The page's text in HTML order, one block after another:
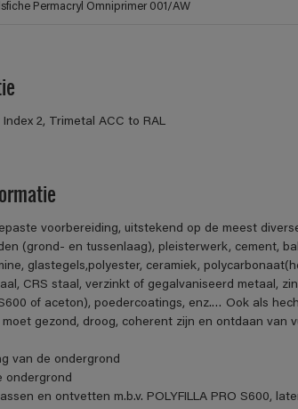
Permacryl Omniprimer 001/AW
Index 2, Trimetal ACC to RAL
voorbereiding, uitstekend op de meest
(grond- en tussenlaag), pleisterwerk, cement,
glastegels,polyester, ceramiek,
CRS staal, verzinkt of gegalvaniseerd metaal,
of aceton), poedercoatings, enz.… Ook als
gezond, droog, coherent zijn en ontdaan van
van de ondergrond
ondergrond
en ontvetten m.b.v. POLYFILLA PRO S600,